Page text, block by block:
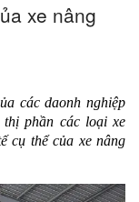
xe nâng
các daonh nghiệp
phần các loại xe
cụ thể của xe nâng